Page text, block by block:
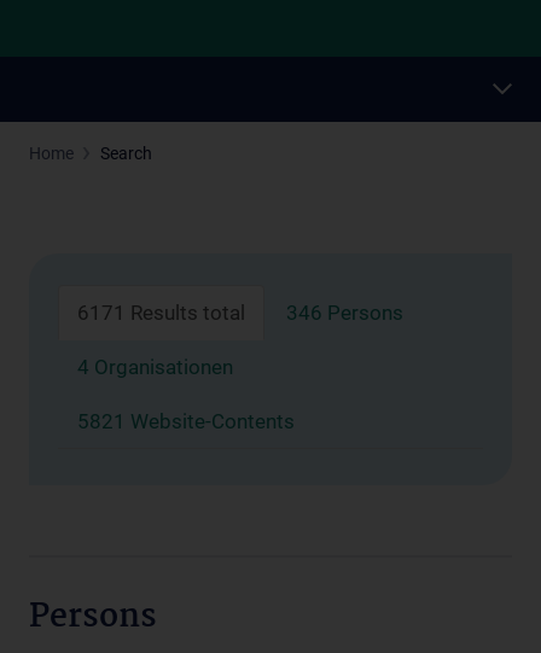
Home Search
6171 Results total 346 Persons
4 Organisationen
5821 Website-Contents
Persons